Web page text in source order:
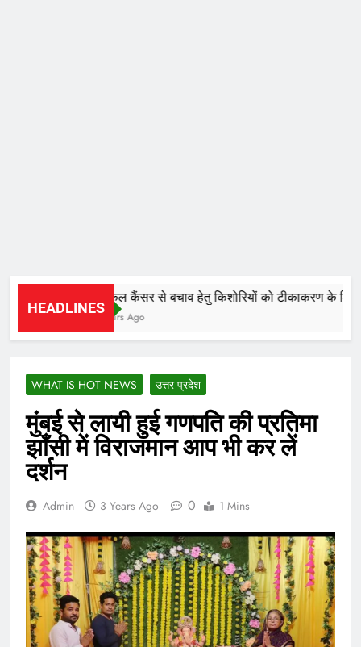
HEADLINES
सर्वाइकल कैंसर से बचाव हेतु किशोरियों को टीकाकरण के लिए
15 Hours Ago
WHAT IS HOT NEWS उत्तर प्रदेश
मुंबई से लायी हुई गणपति की प्रतिमा
झाँसी में विराजमान आप भी कर लें
दर्शन
Admin 3 Years Ago 0 1 Mins